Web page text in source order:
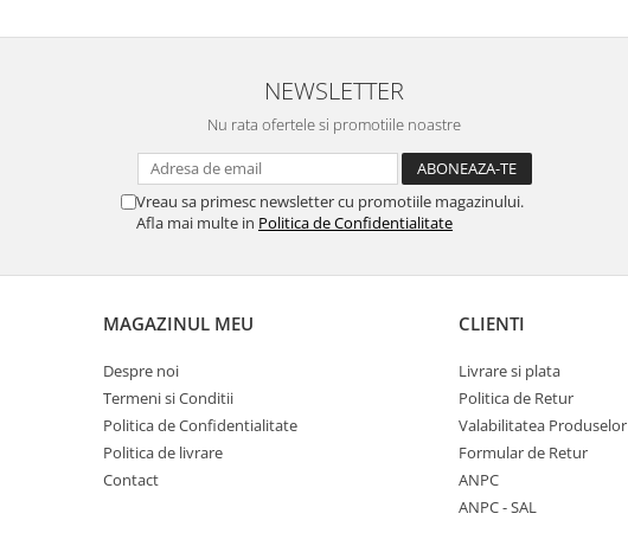
NEWSLETTER
Nu rata ofertele si promotiile noastre
Vreau sa primesc newsletter cu promotiile magazinului.
Afla mai multe in Politica de Confidentialitate
MAGAZINUL MEU
Despre noi
Termeni si Conditii
Politica de Confidentialitate
Politica de livrare
Contact
CLIENTI
Livrare si plata
Politica de Retur
Valabilitatea Produselor
Formular de Retur
ANPC
ANPC - SAL